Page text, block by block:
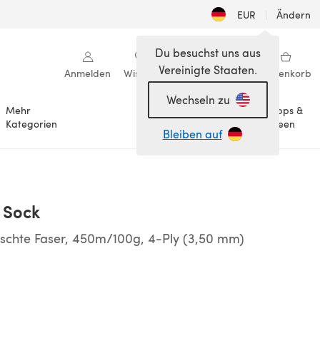
EUR | Ändern
Anmelden Wishlist Meine Bibliothek Warenkorb
Mehr
Kategorien
Anlässe
Tipps &
Ideen
Du besuchst uns aus
Vereinigte Staaten.
Wechseln zu
Bleiben auf
Faser, 450m/100g, 4-Ply (3,50 mm)